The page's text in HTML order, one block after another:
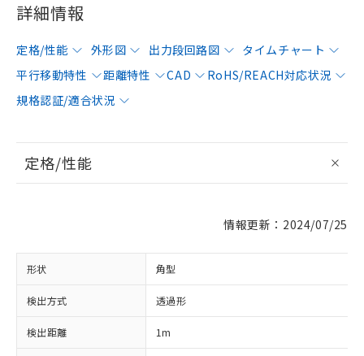
詳細情報
定格/性能 外形図 出力段回路図
タイムチャート
平行移動特性
距離特性 CAD
RoHS/REACH対応状況
規格認証/適合状況
定格/性能
情報更新：2024/07/25
形状 角型
検出方式 透過形
検出距離 1m